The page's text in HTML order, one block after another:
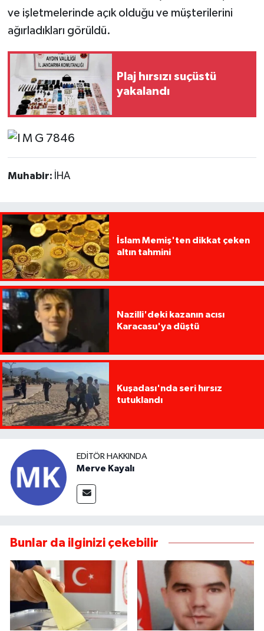
ve işletmelerinde açık olduğu ve müşterilerini
ağırladıkları görüldü.
Plaj hırsızı suçüstü
yakalandı
Muhabir: İHA
İslam Memiş'ten dikkat çeken
altın tahmini
Nazilli'deki kazanın acısı
Karacasu'ya düştü
Kuşadası'nda seri hırsız
tutuklandı
EDITÖR HAKKINDA
Merve Kayalı
Bunlar da ilginizi çekebilir